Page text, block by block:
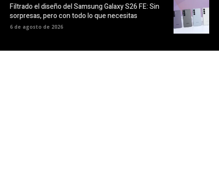
Filtrado el diseño del Samsung Galaxy S26 FE: Sin
sorpresas, pero con todo lo que necesitas
6 de agosto de 2026